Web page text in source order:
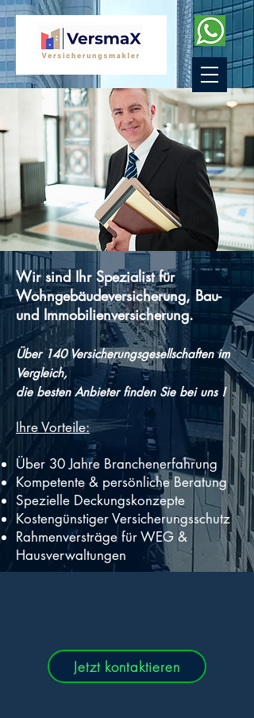
Wir sind Ihr Spezialist für
Wohngebäudeversicherung, Bau-
und Immobilienversicherung.
Über 140 Versicherungsgesellschaften im
Vergleich,
die besten Anbieter finden Sie bei uns !
Ihre Vorteile:
Über 30 Jahre Branchenerfahrung
Kompetente & persönliche Beratung​
Spezielle Deckungskonzepte
Kostengünstiger Versicherungsschutz
Rahmenversträge für WEG &
Hausverwaltungen
Jetzt kontaktieren